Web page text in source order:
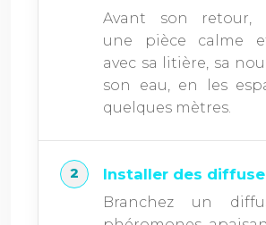
Avant son retour,
une pièce calme
avec sa litière, sa
son eau, en les
quelques mètres.
Installer des
Branchez un